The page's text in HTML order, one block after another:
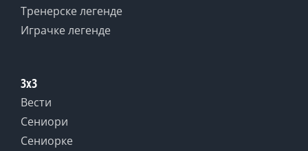
Тренерске легенде
Играчке легенде
3x3
Вести
Сениори
Сениорке